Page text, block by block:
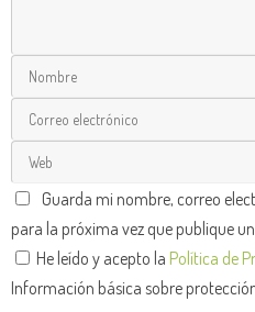
Guarda mi nombre, correo
para la próxima vez que publique
He leído y acepto la Política de
Información básica sobre